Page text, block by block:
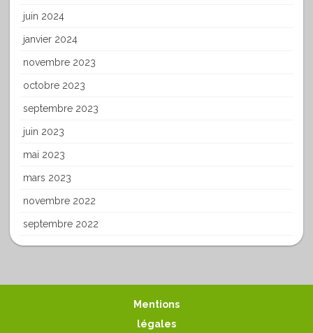
juin 2024
janvier 2024
novembre 2023
octobre 2023
septembre 2023
juin 2023
mai 2023
mars 2023
novembre 2022
septembre 2022
Mentions
légales